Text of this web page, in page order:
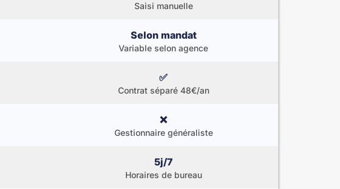
Saisi manuelle
Selon mandat
Variable selon agence
✅
Contrat séparé 48€/an
❌
Gestionnaire généraliste
5j/7
Horaires de bureau